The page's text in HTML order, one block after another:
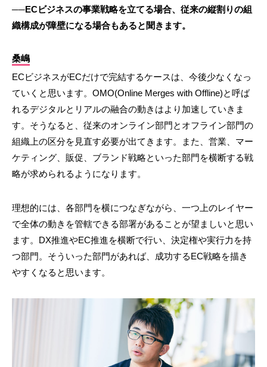
──ECビジネスの事業戦略を立てる場合、従来の縦割りの組
織構成が障壁になる場合もあると聞きます。
桑嶋
ECビジネスがECだけで完結するケースは、今後少なくなっ
ていくと思います。OMO(Online Merges with Offline)と呼ば
れるデジタルとリアルの融合の動きはより加速していきま
す。そうなると、従来のオンライン部門とオフライン部門の
組織上の区分を見直す必要が出てきます。また、営業、マー
ケティング、販促、ブランド戦略といった部門を横断する戦
略が求められるようになります。
理想的には、各部門を横につなぎながら、一つ上のレイヤー
で全体の動きを管轄できる部署があることが望ましいと思い
ます。DX推進やEC推進を横断で行い、決定権や実行力を持
つ部門。そういった部門があれば、成功するEC戦略を描き
やすくなると思います。